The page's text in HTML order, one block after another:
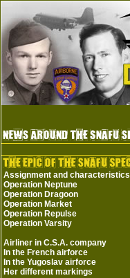
Assignment and characteristics
Operation Neptune
Operation Dragoon
Operation Market
Operation Repulse
Operation Varsity
Airliner in C.S.A. company
In the French airforce
In the Yugoslav airforce
Her different markings